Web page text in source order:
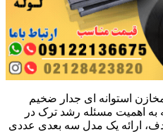
استوانه ای جدار ضخیم
به اهمیت مسئله رشد ترک در
ارائه یک مدل سه بعدی عددی